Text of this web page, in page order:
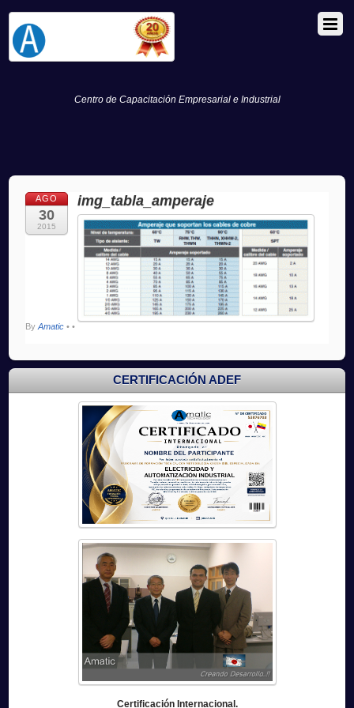
Centro de Capacitación Empresarial e Industrial
AGO
30
2015
img_tabla_amperaje
ByAmatic • •
CERTIFICACIÓN ADEF
Certificación Internacional.